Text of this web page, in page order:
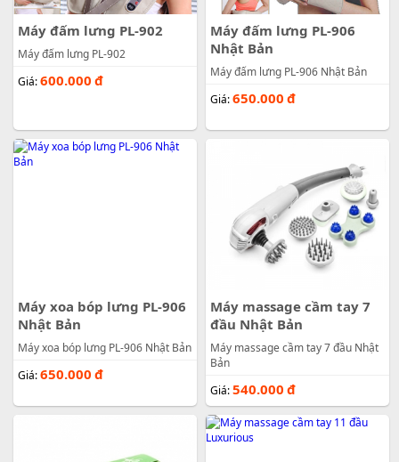
Máy đấm lưng PL-902
Máy đấm lưng PL-902
Giá:600.000 đ
Máy đấm lưng PL-906
Nhật Bản
Máy đấm lưng PL-906 Nhật Bản
Giá:650.000 đ
Máy xoa bóp lưng PL-906
Nhật Bản
Máy xoa bóp lưng PL-906 Nhật Bản
Giá:650.000 đ
Máy massage cầm tay 7
đầu Nhật Bản
Máy massage cầm tay 7 đầu Nhật
Bản
Giá:540.000 đ